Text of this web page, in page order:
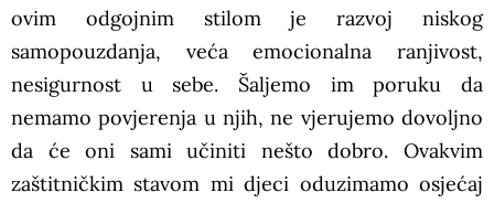
ovim odgojnim stilom je razvoj niskog
samopouzdanja, veća emocionalna ranjivost,
nesigurnost u sebe. Šaljemo im poruku da
nemamo povjerenja u njih, ne vjerujemo dovoljno
da će oni sami učiniti nešto dobro. Ovakvim
zaštitničkim stavom mi djeci oduzimamo osjećaj